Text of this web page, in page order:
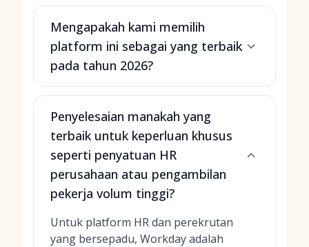
Mengapakah kami memilih
platform ini sebagai yang terbaik
pada tahun 2026?
Penyelesaian manakah yang
terbaik untuk keperluan khusus
seperti penyatuan HR
perusahaan atau pengambilan
pekerja volum tinggi?
Untuk platform HR dan perekrutan
yang bersepadu, Workday adalah